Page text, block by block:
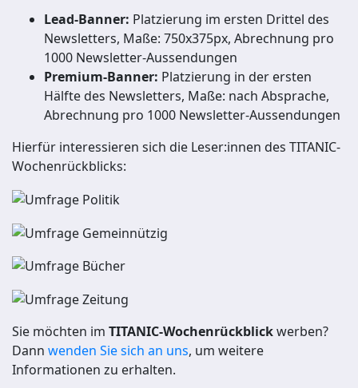
Lead-Banner: Platzierung im ersten Drittel des
Newsletters, Maße: 750x375px, Abrechnung pro
1000 Newsletter-Aussendungen
Premium-Banner: Platzierung in der ersten
Hälfte des Newsletters, Maße: nach Absprache,
Abrechnung pro 1000 Newsletter-Aussendungen
Hierfür interessieren sich die Leser:innen des TITANIC-
Wochenrückblicks:
Sie möchten im TITANIC-Wochenrückblickwerben?
Dann wenden Sie sich an uns, um weitere
Informationen zu erhalten.